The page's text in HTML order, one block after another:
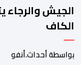
الجيش
الكاف
بواسطة أحداث.أنفو